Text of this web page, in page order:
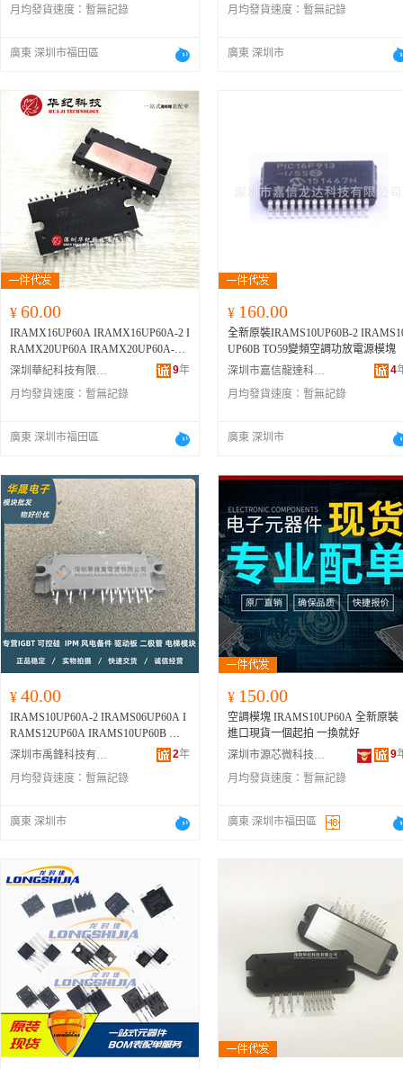
月均發貨速度： 暫無記錄
廣東 深圳市福田區
月均發貨速度： 暫無記錄
廣東 深圳市
¥ 60.00
IRAMX16UP60A IRAMX16UP60A-2 I
RAMX20UP60A IRAMX20UP60A-2 I
PM
深圳華紀科技有限公司 9年
月均發貨速度： 暫無記錄
廣東 深圳市福田區
¥ 160.00
全新原裝IRAMS10UP60B-2
UP60B TO59變頻空調功放電源模塊
深圳市嘉信龍達科技有限公司
4
月均發貨速度： 暫無記錄
廣東 深圳市
¥ 40.00
IRAMS10UP60A-2 IRAMS06UP60A I
RAMS12UP60A IRAMS10UP60B 包
好用
深圳市禹鋒科技有限公司 2年
月均發貨速度： 暫無記錄
廣東 深圳市
¥ 150.00
空調模塊 IRAMS10UP60A 全新原裝
進口現貨一個起拍 一換就好
深圳市源芯微科技有限公司
9
月均發貨速度： 暫無記錄
廣東 深圳市福田區